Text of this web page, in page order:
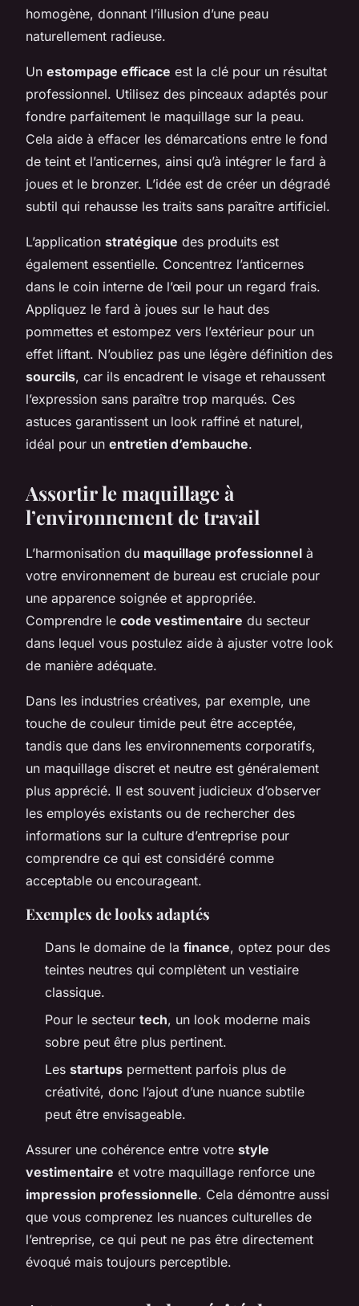
homogène, donnant l’illusion d’une peau
naturellement radieuse.
Un estompage efficace est la clé pour un résultat
professionnel. Utilisez des pinceaux adaptés pour
fondre parfaitement le maquillage sur la peau.
Cela aide à effacer les démarcations entre le fond
de teint et l’anticernes, ainsi qu’à intégrer le fard à
joues et le bronzer. L’idée est de créer un dégradé
subtil qui rehausse les traits sans paraître artificiel.
L’application stratégique des produits est
également essentielle. Concentrez l’anticernes
dans le coin interne de l’œil pour un regard frais.
Appliquez le fard à joues sur le haut des
pommettes et estompez vers l’extérieur pour un
effet liftant. N’oubliez pas une légère définition des
sourcils, car ils encadrent le visage et rehaussent
l’expression sans paraître trop marqués. Ces
astuces garantissent un look raffiné et naturel,
idéal pour un entretien d’embauche.
Assortir le maquillage à
l’environnement de travail
L’harmonisation du maquillage professionnel à
votre environnement de bureau est cruciale pour
une apparence soignée et appropriée.
Comprendre le code vestimentaire du secteur
dans lequel vous postulez aide à ajuster votre look
de manière adéquate.
Dans les industries créatives, par exemple, une
touche de couleur timide peut être acceptée,
tandis que dans les environnements corporatifs,
un maquillage discret et neutre est généralement
plus apprécié. Il est souvent judicieux d’observer
les employés existants ou de rechercher des
informations sur la culture d’entreprise pour
comprendre ce qui est considéré comme
acceptable ou encourageant.
Exemples de looks adaptés
Dans le domaine de la finance, optez pour des
teintes neutres qui complètent un vestiaire
classique.
Pour le secteur tech, un look moderne mais
sobre peut être plus pertinent.
Les startups permettent parfois plus de
créativité, donc l’ajout d’une nuance subtile
peut être envisageable.
Assurer une cohérence entre votre style
vestimentaire et votre maquillage renforce une
impression professionnelle. Cela démontre aussi
que vous comprenez les nuances culturelles de
l’entreprise, ce qui peut ne pas être directement
évoqué mais toujours perceptible.